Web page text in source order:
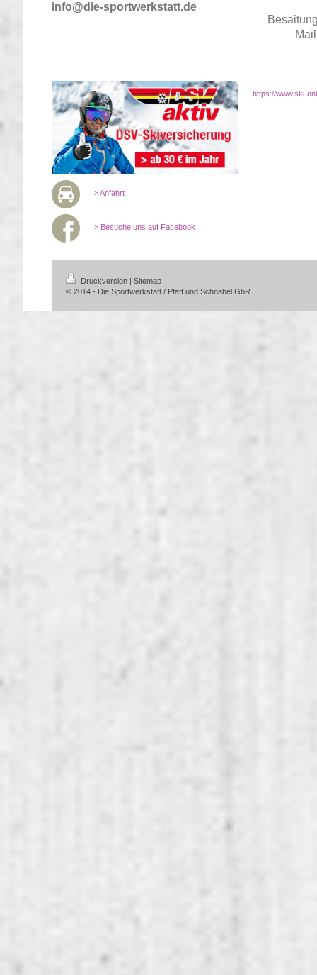
info@die-sportwerkstatt.de
https://www.ski-
> Anfahrt
> Besuche uns auf Facebook
Druckversion | Sitemap
© 2014 - Die Sportwerkstatt / Pfaff und Schnabel GbR